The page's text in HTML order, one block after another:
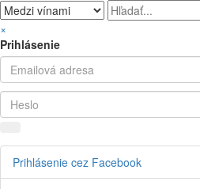
×
Prihlásenie
Prihlásenie cez Facebook